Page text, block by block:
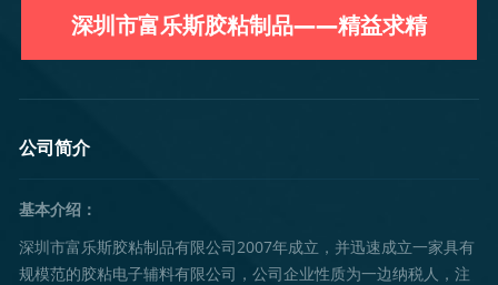
深圳市富乐斯胶粘制品——精益求精
公司简介
基本介绍：
深圳市富乐斯胶粘制品有限公司2007年成立，并迅速成立一家具有
规模范的胶粘电子辅料有限公司，公司企业性质为一边纳税人，注